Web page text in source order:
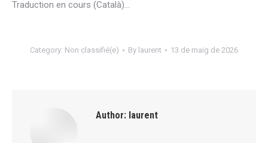
Traduction en cours (Català)…
Category: Non classifié(e) By laurent 13 de maig de 2026
Author: laurent